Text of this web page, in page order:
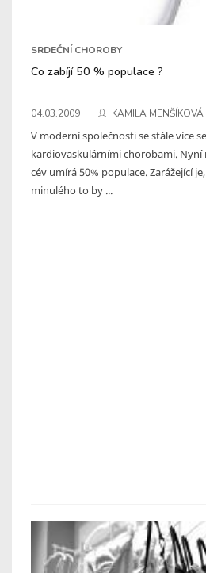
SRDEČNÍ CHOROBY
Co zabíjí 50 % populace ?
04.03.2009 KAMILA MENŠÍKOVÁ
V moderní společnosti se stále více
kardiovaskulárními chorobami. Nyní
cév umírá 50% populace. Zarážející
minulého to by ...